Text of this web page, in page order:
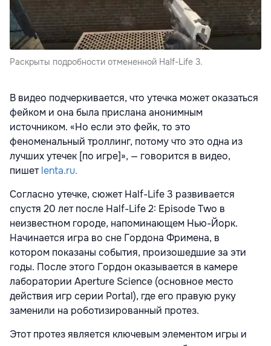
Раскрыты подробности отмененной Half-Life 3.
В видео подчеркивается, что утечка может оказаться
фейком и она была прислана анонимным
источником. «Но если это фейк, то это
феноменальный троллинг, потому что это одна из
лучших утечек [по игре]», — говорится в видео,
пишетlenta.ru.
Согласно утечке, сюжет Half-Life 3 развивается
спустя 20 лет после Half-Life 2: Episode Two в
неизвестном городе, напоминающем Нью-Йорк.
Начинается игра во сне Гордона Фримена, в
котором показаны события, произошедшие за эти
годы. После этого Гордон оказывается в камере
лаборатории Aperture Science (основное место
действия игр серии Portal), где его правую руку
заменили на роботизированный протез.
Этот протез является ключевым элементом игры и